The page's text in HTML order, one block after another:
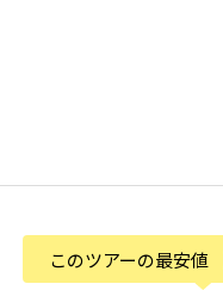
このツアーの最安値